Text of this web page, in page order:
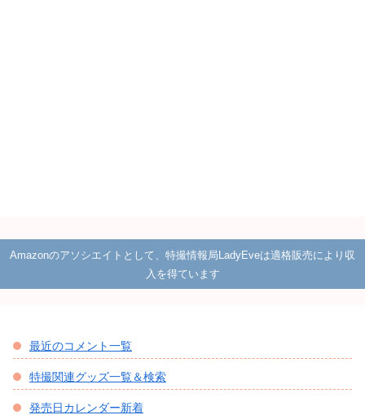
Amazonのアソシエイトとして、特撮情報局LadyEveは適格販売により収
入を得ています
最近のコメント一覧
特撮関連グッズ一覧＆検索
発売日カレンダー新着